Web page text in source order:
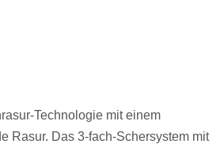
Technologie mit einem
Rasur. Das 3-fach-Schersystem mit